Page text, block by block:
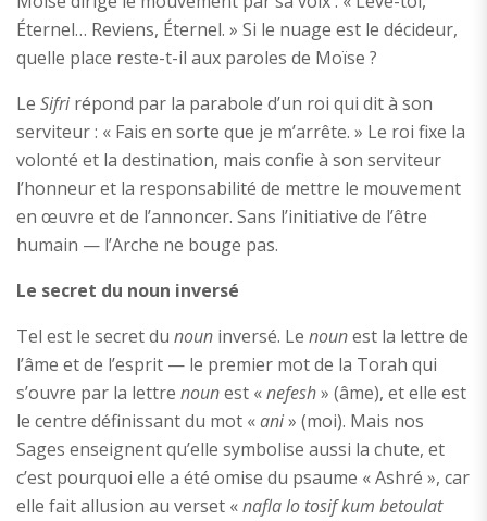
Éternel… Reviens, Éternel. » Si le nuage est le décideur,
quelle place reste-t-il aux paroles de Moïse ?
Le Sifri répond par la parabole d’un roi qui dit à son
serviteur : « Fais en sorte que je m’arrête. » Le roi fixe la
volonté et la destination, mais confie à son serviteur
l’honneur et la responsabilité de mettre le mouvement
en œuvre et de l’annoncer. Sans l’initiative de l’être
humain — l’Arche ne bouge pas.
Le secret du noun inversé
Tel est le secret du noun inversé. Le nounest la lettre de
l’âme et de l’esprit — le premier mot de la Torah qui
s’ouvre par la lettre nounest «nefesh» (âme), et elle est
le centre définissant du mot «ani» (moi). Mais nos
Sages enseignent qu’elle symbolise aussi la chute, et
c’est pourquoi elle a été omise du psaume « Ashré », car
elle fait allusion au verset «nafla lo tosif kum betoulat